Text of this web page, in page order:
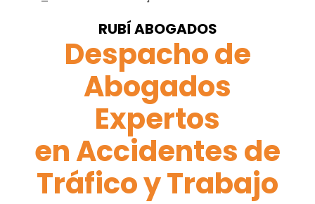
RUBÍ ABOGADOS
Despacho de
Abogados
Expertos
en Accidentes de
Tráfico y Trabajo